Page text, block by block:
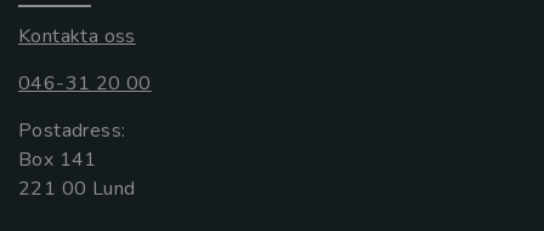
Kontakta oss
046-31 20 00
Postadress:
Box 141
221 00 Lund